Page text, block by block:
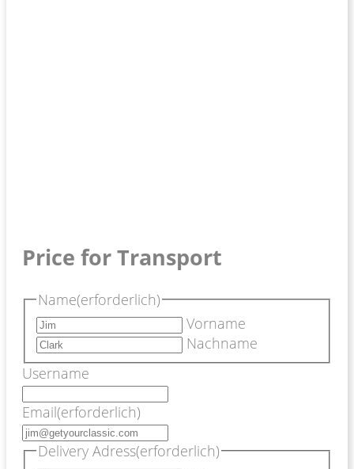
Price for Transport
Name(erforderlich)
Vorname
Nachname
Username
Email(erforderlich)
Delivery Adress(erforderlich)